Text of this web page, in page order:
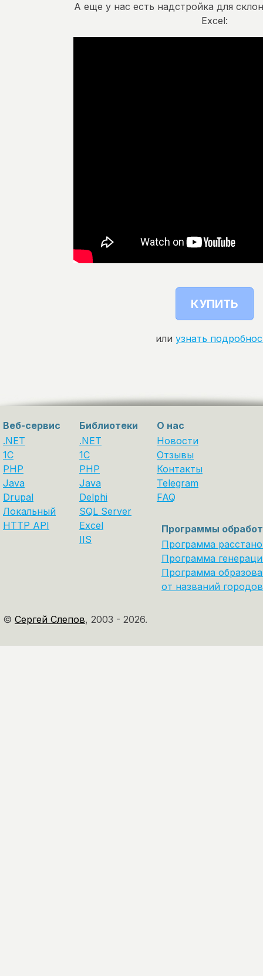
А еще у нас есть надстройка для
Excel:
КУПИТЬ
или узнать
Веб-сервис
.NET
1C
PHP
Java
Drupal
Локальный
HTTP API
Библиотеки
.NET
1С
PHP
Java
Delphi
SQL Server
Excel
IIS
О нас
Новости
Отзывы
Контакты
Telegram
FAQ
Программы
Программа
Программа
Программа
от названий
© Сергей Слепов, 2003 - 2026.